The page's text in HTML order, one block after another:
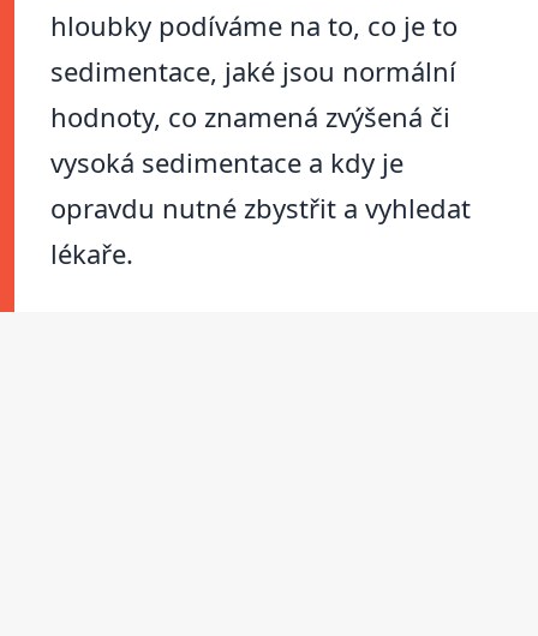
hloubky podíváme na to, co je to
sedimentace, jaké jsou normální
hodnoty, co znamená zvýšená či
vysoká sedimentace a kdy je
opravdu nutné zbystřit a vyhledat
lékaře.